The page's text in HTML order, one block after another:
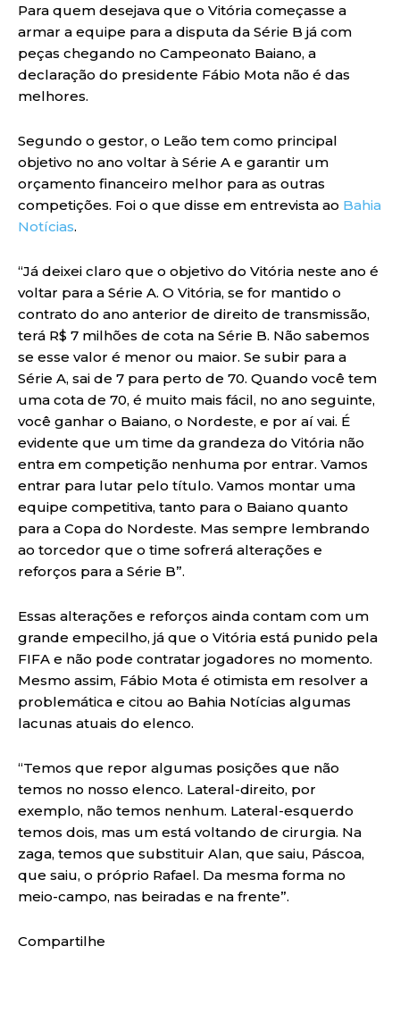
Para quem desejava que o Vitória começasse a
armar a equipe para a disputa da Série B já com
peças chegando no Campeonato Baiano, a
declaração do presidente Fábio Mota não é das
melhores.
Segundo o gestor, o Leão tem como principal
objetivo no ano voltar à Série A e garantir um
orçamento financeiro melhor para as outras
competições. Foi o que disse em entrevista ao Bahia
Notícias.
“Já deixei claro que o objetivo do Vitória neste ano é
voltar para a Série A. O Vitória, se for mantido o
contrato do ano anterior de direito de transmissão,
terá R$ 7 milhões de cota na Série B. Não sabemos
se esse valor é menor ou maior. Se subir para a
Série A, sai de 7 para perto de 70. Quando você tem
uma cota de 70, é muito mais fácil, no ano seguinte,
você ganhar o Baiano, o Nordeste, e por aí vai. É
evidente que um time da grandeza do Vitória não
entra em competição nenhuma por entrar. Vamos
entrar para lutar pelo título. Vamos montar uma
equipe competitiva, tanto para o Baiano quanto
para a Copa do Nordeste. Mas sempre lembrando
ao torcedor que o time sofrerá alterações e
reforços para a Série B”.
Essas alterações e reforços ainda contam com um
grande empecilho, já que o Vitória está punido pela
FIFA e não pode contratar jogadores no momento.
Mesmo assim, Fábio Mota é otimista em resolver a
problemática e citou ao Bahia Notícias algumas
lacunas atuais do elenco.
“Temos que repor algumas posições que não
temos no nosso elenco. Lateral-direito, por
exemplo, não temos nenhum. Lateral-esquerdo
temos dois, mas um está voltando de cirurgia. Na
zaga, temos que substituir Alan, que saiu, Páscoa,
que saiu, o próprio Rafael. Da mesma forma no
meio-campo, nas beiradas e na frente”.
Compartilhe